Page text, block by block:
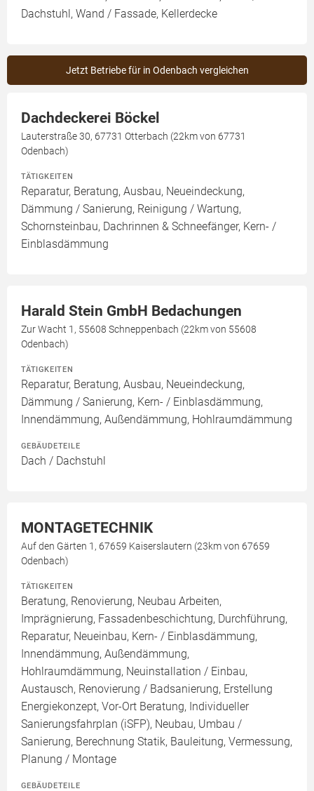
Dachstuhl, Wand / Fassade, Kellerdecke
Jetzt Betriebe für in Odenbach vergleichen
Dachdeckerei Böckel
Lauterstraße 30, 67731 Otterbach (22km von 67731
Odenbach)
TÄTIGKEITEN
Reparatur, Beratung, Ausbau, Neueindeckung,
Dämmung / Sanierung, Reinigung / Wartung,
Schornsteinbau, Dachrinnen & Schneefänger, Kern- /
Einblasdämmung
Harald Stein GmbH Bedachungen
Zur Wacht 1, 55608 Schneppenbach (22km von 55608
Odenbach)
TÄTIGKEITEN
Reparatur, Beratung, Ausbau, Neueindeckung,
Dämmung / Sanierung, Kern- / Einblasdämmung,
Innendämmung, Außendämmung, Hohlraumdämmung
GEBÄUDETEILE
Dach / Dachstuhl
MONTAGETECHNIK
Auf den Gärten 1, 67659 Kaiserslautern (23km von 67659
Odenbach)
TÄTIGKEITEN
Beratung, Renovierung, Neubau Arbeiten,
Imprägnierung, Fassadenbeschichtung, Durchführung,
Reparatur, Neueinbau, Kern- / Einblasdämmung,
Innendämmung, Außendämmung,
Hohlraumdämmung, Neuinstallation / Einbau,
Austausch, Renovierung / Badsanierung, Erstellung
Energiekonzept, Vor-Ort Beratung, Individueller
Sanierungsfahrplan (iSFP), Neubau, Umbau /
Sanierung, Berechnung Statik, Bauleitung, Vermessung,
Planung / Montage
GEBÄUDETEILE